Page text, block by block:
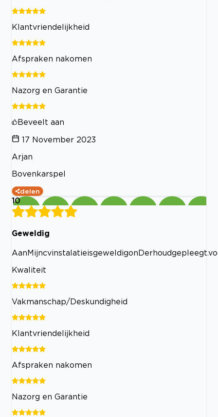
Klantvriendelijkheid
Afspraken nakomen
Nazorg en Garantie
Beveelt aan
17 November 2023
Arjan
Bovenkarspel
delen
10
Geweldig
Kwaliteit
Vakmanschap/Deskundigheid
Klantvriendelijkheid
Afspraken nakomen
Nazorg en Garantie